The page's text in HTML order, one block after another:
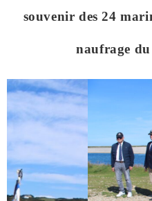
souvenir des 24
naufrage